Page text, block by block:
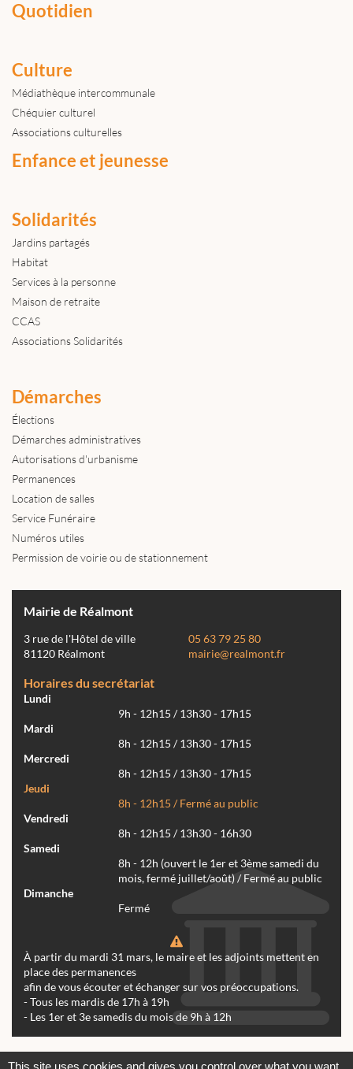
Quotidien
Culture
Médiathèque intercommunale
Chéquier culturel
Associations culturelles
Enfance et jeunesse
Solidarités
Jardins partagés
Habitat
Services à la personne
Maison de retraite
CCAS
Associations Solidarités
Démarches
Élections
Démarches administratives
Autorisations d'urbanisme
Permanences
Location de salles
Service Funéraire
Numéros utiles
Permission de voirie ou de stationnement
Mairie de Réalmont
3 rue de l'Hôtel de ville
81120 Réalmont
05 63 79 25 80
mairie@realmont.fr
Horaires du secrétariat
Lundi
9h - 12h15 / 13h30 - 17h15
Mardi
8h - 12h15 / 13h30 - 17h15
Mercredi
8h - 12h15 / 13h30 - 17h15
Jeudi
8h - 12h15 / Fermé au public
Vendredi
8h - 12h15 / 13h30 - 16h30
Samedi
8h - 12h (ouvert le 1er et 3ème samedi du
mois, fermé juillet/août) / Fermé au public
Dimanche
Fermé
À partir du mardi 31 mars, le maire et les adjoints mettent en
place des permanences
afin de vous écouter et échanger sur vos préoccupations.
- Tous les mardis de 17h à 19h
- Les 1er et 3e samedis du mois de 9h à 12h
This site uses cookies and gives you control over what you want